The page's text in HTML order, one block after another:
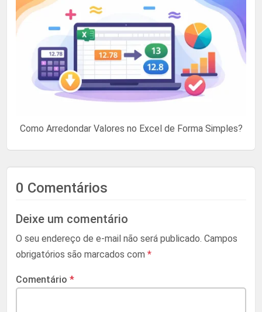
Como Arredondar Valores no Excel de Forma Simples?
0 Comentários
Deixe um comentário
O seu endereço de e-mail não será publicado. Campos
obrigatórios são marcados com *
Comentário *